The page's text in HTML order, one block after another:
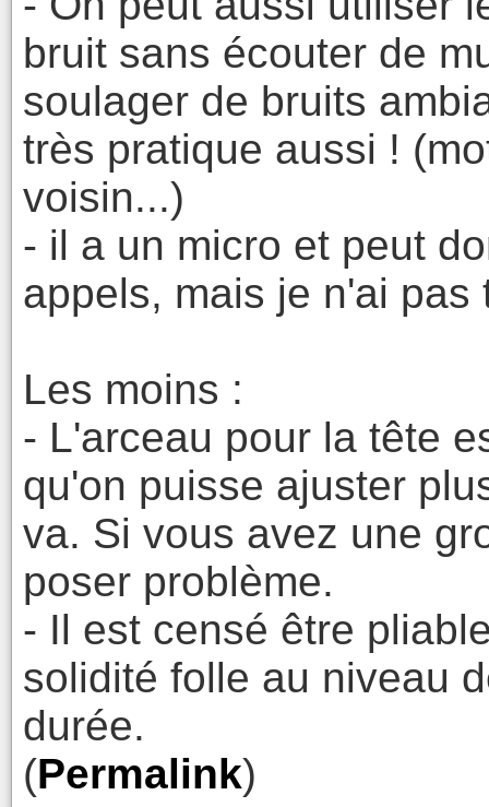
bruit sans écouter de
soulager de bruits
très pratique aussi !
voisin...)
- il a un micro et peut
appels, mais je n'ai
Les moins :
- L'arceau pour la tête
qu'on puisse ajuster
va. Si vous avez une
poser problème.
- Il est censé être
solidité folle au niveau
durée.
(Permalink)